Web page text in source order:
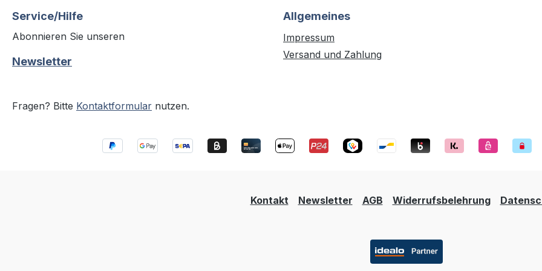
Service/Hilfe
Abonnieren Sie unseren
Newsletter
Fragen? Bitte Kontaktformular nutzen.
Allgemeines
Impressum
Versand und Zahlung
Kontakt Newsletter AGB Widerrufsbelehrung